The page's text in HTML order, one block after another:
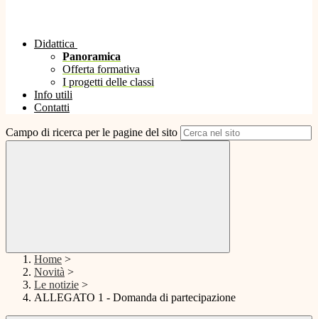
Didattica
Panoramica
Offerta formativa
I progetti delle classi
Info utili
Contatti
Campo di ricerca per le pagine del sito
Home >
Novità >
Le notizie >
ALLEGATO 1 - Domanda di partecipazione